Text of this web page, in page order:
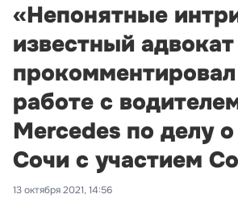
«Непонятные
известный адвокат
работе с
Mercedes по делу
Сочи с участием
13 октября 2021, 14:56